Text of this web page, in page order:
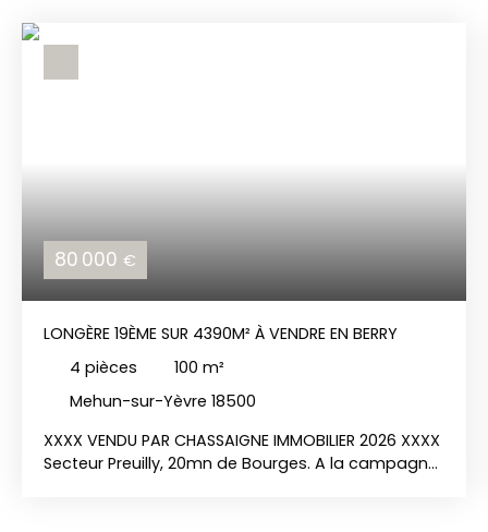
80 000 €
LONGÈRE 19ÈME SUR 4390M² À VENDRE EN BERRY
4 pièces 100 m²
Mehun-sur-Yèvre 18500
XXXX VENDU PAR CHASSAIGNE IMMOBILIER 2026 XXXX
Secteur Preuilly, 20mn de Bourges. A la campagne,